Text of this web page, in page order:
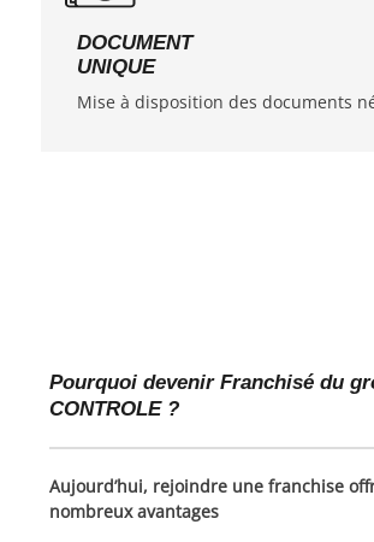
DOCUMENT
UNIQUE
Mise à disposition des documents
Pourquoi devenir Franchisé du
CONTROLE ?
Aujourd’hui, rejoindre une franchise
nombreux avantages